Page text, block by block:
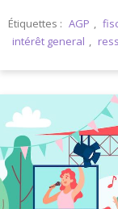
Étiquettes : AGP ,
intérêt general ,